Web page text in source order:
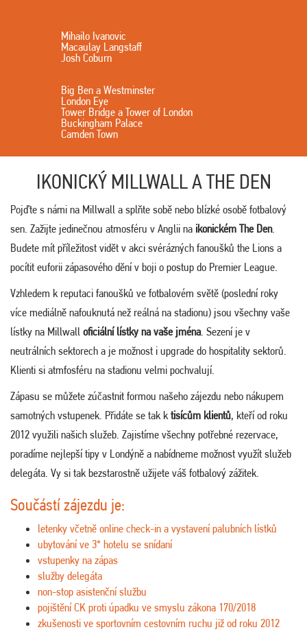
Mihailo Ivanovic
Macaulay Langstaff
Josh Coburn
Big Ben a Westminster
London Eye
Tower Bridge a Tower of London
Buckingham Palace
Camden Town
IKONICKÝ MILLWALL A THE DEN
Pojďte s námi na Millwall a splňte sobě nebo blízké osobě fotbalový
sen. Zažijte jedinečnou atmosféru v Anglii na ikonickém The Den.
Budete mít příležitost vidět v akci svérázných fanoušků the Lions a
pocítit euforii zápasového dění v boji o postup do Premier League.
Vzhledem k reputaci fanoušků ve fotbalovém světě (poslední roky
více mediálně nafouknutá než reálná na stadionu) jsou všechny vaše
lístky na Millwall oficiální lístky na vaše jména. Sezení je v
neutrálních sektorech a je možnost i upgrade do hospitality sektorů.
Klienti si atmfosféru na stadionu velmi pochvalují.
Zápasu se můžete zúčastnit formou našeho zájezdu nebo nákupem
samotných vstupenek. Přidáte se tak ktisícům klientů, kteří od roku
2012 využili našich služeb. Zajistíme všechny potřebné rezervace,
poradíme nejlepší tipy v Londýně a nabídneme možnost využít služeb
delegáta. Vy si tak bezstarostně užijete váš fotbalový zážitek.
Součástí zájezdu je:
letenky včetně online check-in a vystavení palubních lístků
ubytování ve 3* hotelu se snídaní
vstupenky na zápas
služby delegáta
non-stop asistenční službu
pojištění CK proti úpadku ve smyslu zákona 170/2018
zkušenosti ve sportovním cestovním ruchu již od roku 2012